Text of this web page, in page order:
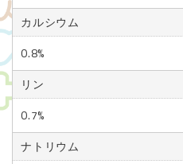
カルシウム
0.8%
リン
0.7%
ナトリウム